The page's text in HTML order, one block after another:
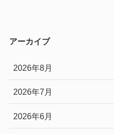
アーカイブ
2026年8月
2026年7月
2026年6月